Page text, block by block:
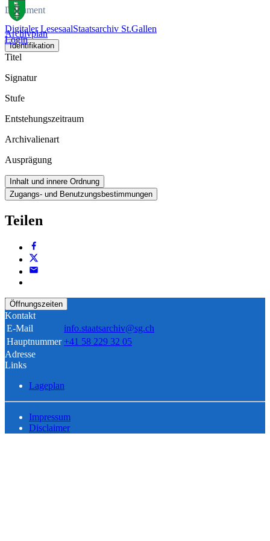
Digitaler LesesaalStaatsarchiv St.Gallen
Login
Dokument
Archivplan
Identifikation
Titel
Signatur
Stufe
Entstehungszeitraum
Archivalienart
Ausprägung
Inhalt und innere Ordnung
Zugangs- und Benutzungsbestimmungen
Teilen
Öffnungszeiten
Kontakt
E-Mail
info.staatsarchiv@sg.ch
Hauptnummer +41 58 229 32 05
Adresse
Links
Lageplan
Impressum
Disclaimer